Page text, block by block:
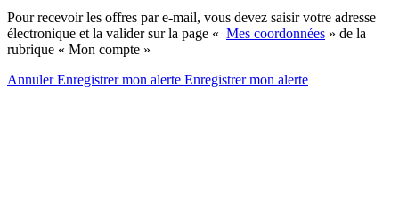
Pour recevoir les offres par e-mail, vous devez saisir votre adresse
électronique et la valider sur la page « Mes coordonnées » de la
rubrique « Mon compte »
AnnulerEnregistrer mon alerte Enregistrermon alerte